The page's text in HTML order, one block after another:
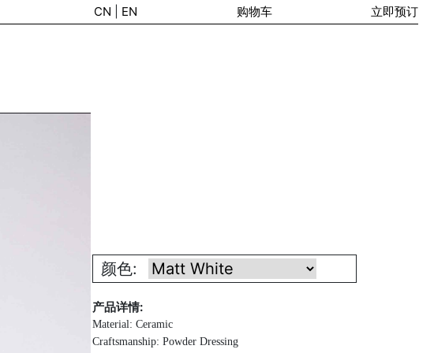
CN EN 购物车 立即预订
颜色:
产品详情:
Material: Ceramic
Craftsmanship: Powder Dressing